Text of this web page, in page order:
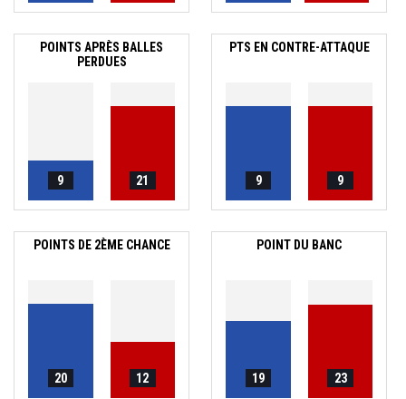
POINTS APRÈS BALLES
PERDUES
9 21
PTS EN CONTRE-ATTAQUE
9 9
POINTS DE 2ÈME CHANCE
20 12
POINT DU BANC
19 23